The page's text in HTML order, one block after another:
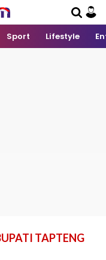
Sport Lifestyle
TAPTENG